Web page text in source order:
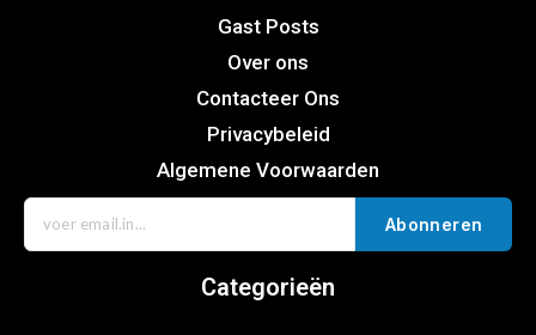
Gast Posts
Over ons
Contacteer Ons
Privacybeleid
Algemene Voorwaarden
Abonneren
Categorieën